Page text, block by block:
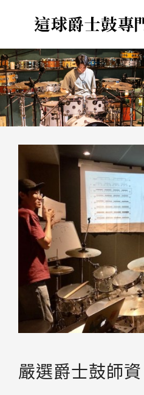
嚴選爵士鼓師資